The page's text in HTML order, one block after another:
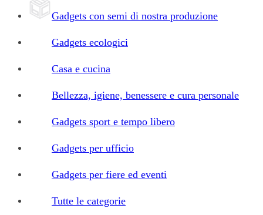
Gadgets con semi di nostra produzione
Gadgets ecologici
Casa e cucina
Bellezza, igiene, benessere e cura personale
Gadgets sport e tempo libero
Gadgets per ufficio
Gadgets per fiere ed eventi
Tutte le categorie